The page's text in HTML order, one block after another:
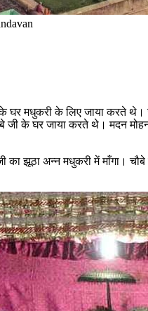
के घर मधुकरी के लिए जाया करते
जी के घर जाया करते थे। मदन
झूठा अन्न मधुकरी में माँगा।